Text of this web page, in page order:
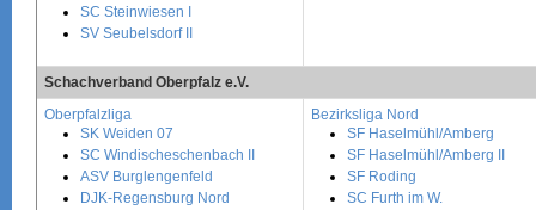
SC Steinwiesen I
SV Seubelsdorf II
Schachverband Oberpfalz e.V.
Oberpfalzliga
SK Weiden 07
SC Windischeschenbach II
ASV Burglengenfeld
DJK-Regensburg Nord
Bezirksliga Nord
SF Haselmühl/Amberg
SF Haselmühl/Amberg II
SF Roding
SC Furth im W.